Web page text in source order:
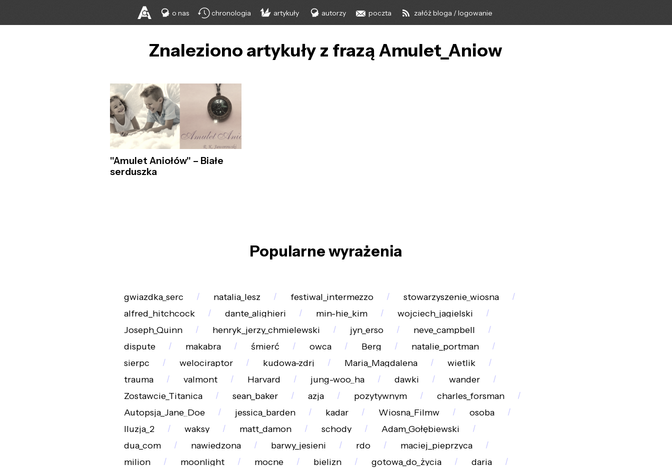
o nas chronologia artykuły autorzy poczta załóż bloga / logowanie
Znaleziono artykuły z frazą Amulet_Aniow
"Amulet Aniołów" – Białe
serduszka
Popularne wyrażenia
gwiazdka_serc natalia_lesz festiwal_intermezzo
stowarzyszenie_wiosna
alfred_hitchcock
dante_alighieri min-hie_kim
wojciech_jagielski
Joseph_Quinn
henryk_jerzy_chmielewski jyn_erso
neve_campbell
dispute
makabra śmierć owca Berg
natalie_portman
sierpc
welociraptor kudowa-zdrj Maria_Magdalena
wietlik
trauma
valmont Harvard jung-woo_ha dawki
wander
Zostawcie_Titanica
sean_baker azja pozytywnym
charles_forsman
Autopsja_Jane_Doe
jessica_barden kadar Wiosna_Filmw
osoba
Iluzja_2
waksy matt_damon schody
Adam_Gołębiewski
dua_com
nawiedzona barwy_jesieni rdo
maciej_pieprzyca
milion
moonlight mocne bielizn gotowa_do_życia
daria